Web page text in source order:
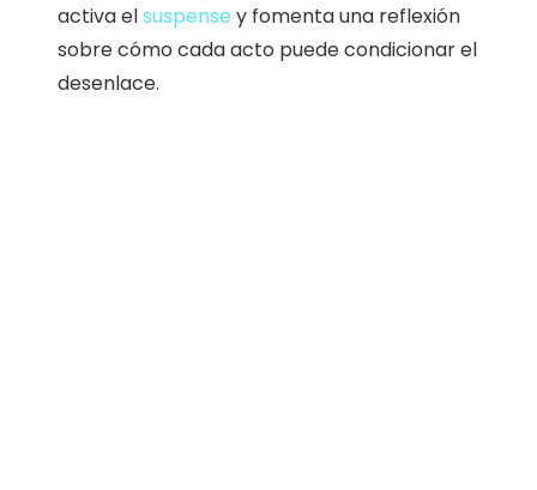
activa elsuspense y fomenta una reflexión
sobre cómo cada acto puede condicionar el
desenlace.